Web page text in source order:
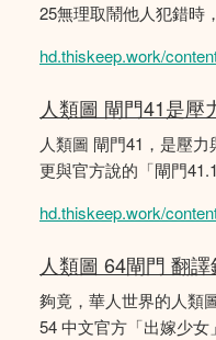
25無理取鬧他人犯錯時
hd.thiskeep.work/
人類圖 閘門41是壓
人類圖 閘門41，是壓力
更與官方說的「閘門
hd.thiskeep.work/
人類圖 64閘門 翻
夠竟，華人世界的人類
54 中文官方「出嫁少